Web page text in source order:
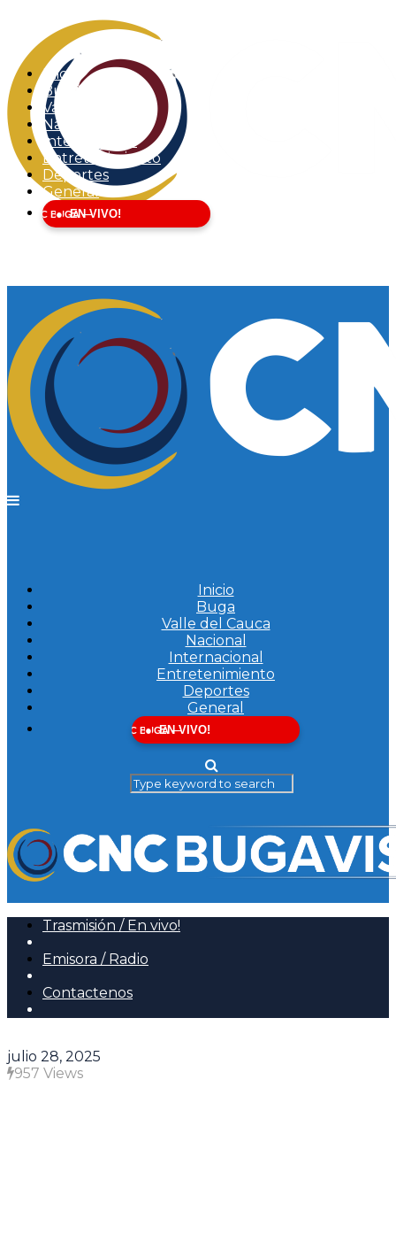
Inicio
Buga
Valle del Cauca
Nacional
Internacional
Entretenimiento
Deportes
General
EN VIVO!
Inicio
Buga
Valle del Cauca
Nacional
Internacional
Entretenimiento
Deportes
General
EN VIVO!
Trasmisión / En vivo!
Emisora / Radio
Contactenos
julio 28, 2025
957 Views